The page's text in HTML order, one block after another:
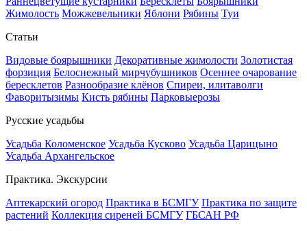
Жимолость Можжевельники Яблони Рябины Туи
Статьи
Видовые боярышники Декоративные жимолости Золотистая
форзиция Белоснежный мирчубушников Осеннее очарование
бересклетов Разнообразие клёнов Спиреи, илитаволги
Фаворитызимы Кисть рябины Парковыерозы
Русские усадьбы
Усадьба Коломенское Усадьба Кусково Усадьба Царицыно
Усадьба Архангельское
Практика. Экскурсии
Аптекарский огород Практика в БСМГУ Практика по защите
растений Коллекция сиреней БСМГУ ГБСАН РФ